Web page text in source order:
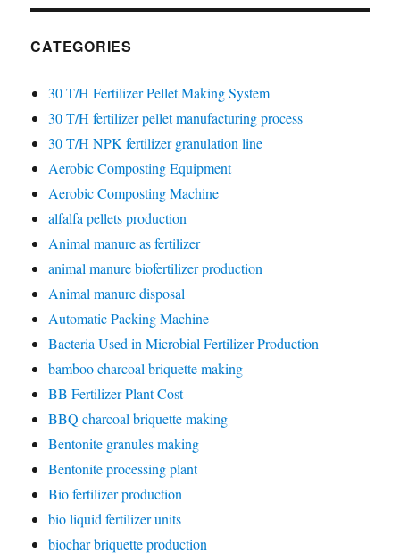
CATEGORIES
30 T/H Fertilizer Pellet Making System
30 T/H fertilizer pellet manufacturing process
30 T/H NPK fertilizer granulation line
Aerobic Composting Equipment
Aerobic Composting Machine
alfalfa pellets production
Animal manure as fertilizer
animal manure biofertilizer production
Animal manure disposal
Automatic Packing Machine
Bacteria Used in Microbial Fertilizer Production
bamboo charcoal briquette making
BB Fertilizer Plant Cost
BBQ charcoal briquette making
Bentonite granules making
Bentonite processing plant
Bio fertilizer production
bio liquid fertilizer units
biochar briquette production